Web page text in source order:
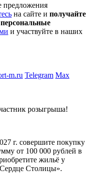
предложения
на сайте и получайте
персональные
и участвуйте в наших
m.ru Telegram Max
розыгрыша!
г. совершите покупку
от 100 000 рублей в
жильё у
Столицы».